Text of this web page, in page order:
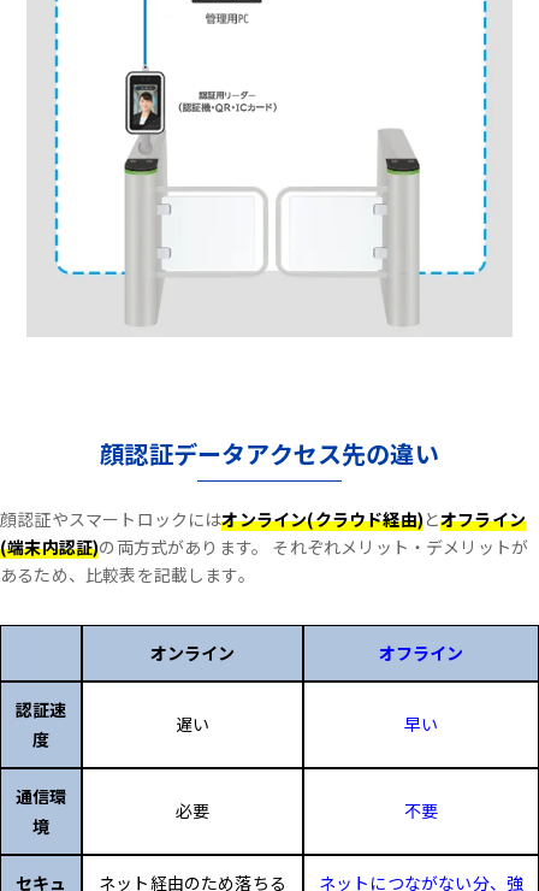
顔認証データアクセス先の違い
顔認証やスマートロックにはオンライン(クラウド経由)とオフライン
(端末内認証)の両方式があります。
それぞれメリット・デメリットが
あるため、比較表を記載します。
オンライン オフライン
認証速
度
遅い 早い
通信環
境
必要 不要
セキュ ネット経由のため落ちる ネットにつながない分、強